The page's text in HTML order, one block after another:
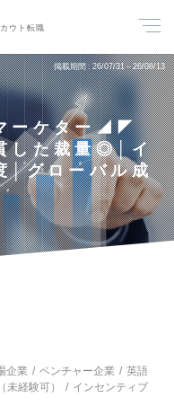
ウト転職
掲載期間 26/07/31～26/08/13
ーケター◢◤
した裁量◎│イ
│グローバル成
企業 ベンチャー企業
英語
未経験可）
インセンティブ